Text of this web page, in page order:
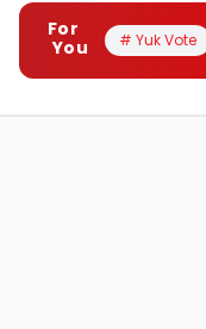
For
You
# Yuk Vote